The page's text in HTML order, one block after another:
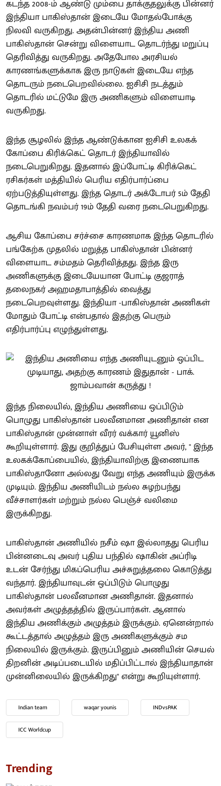
கடந்த 2008-ம் ஆண்டு மும்பை தாக்குதலுக்கு பின்னர்
இந்தியா பாகிஸ்தான் இடையே மோதல்போக்கு
நிலவி வருகிறது. அதன்பின்னர் இந்திய அணி
பாகிஸ்தான் சென்று விளையாட தொடர்ந்து மறுப்பு
தெரிவித்து வருகிறது. அதேபோல அரசியல்
காரணங்களுக்காக இரு நாடுகள் இடையே எந்த
தொடரும் நடைபெறவில்லை. ஐசிசி நடத்தும்
தொடரில் மட்டுமே இரு அணிகளும் விளையாடி
வருகிறது.
இந்த சூழலில் இந்த ஆண்டுக்கான ஐசிசி உலகக்
கோப்பை கிரிக்கெட் தொடர் இந்தியாவில்
நடைபெறுகிறது. இதனால் இப்போட்டி கிரிக்கெட்
ரசிகர்கள் மத்தியில் பெரிய எதிர்பார்ப்பை
ஏற்படுத்தியுள்ளது. இந்த தொடர் அக்டோபர் 5ம் தேதி
தொடங்கி நவம்பர் 19ம் தேதி வரை நடைபெறுகிறது.
ஆசிய கோப்பை சர்ச்சை காரணமாக இந்த தொடரில்
பங்கேற்க முதலில் மறுத்த பாகிஸ்தான் பின்னர்
விளையாட சம்மதம் தெரிவித்தது. இந்த இரு
அணிகளுக்கு இடையேயான போட்டி குஜராத்
தலைநகர் அஹமதாபாத்தில் வைத்து
நடைபெறவுள்ளது. இந்தியா -பாகிஸ்தான் அணிகள்
மோதும் போட்டி என்பதால் இதற்கு பெரும்
எதிர்பார்ப்பு எழுந்துள்ளது.
இந்த நிலையில், இந்திய அணியை ஒப்பிடும்
பொழுது பாகிஸ்தான் பலவீனமான அணிதான் என
பாகிஸ்தான் முன்னாள் வீரர் வக்கார் யூனிஸ்
கூறியுள்ளார். இது குறித்துப் பேசியுள்ள அவர், " இந்த
உலகக்கோப்பையில், இந்தியாவிற்கு இணையாக
பாகிஸ்தானோ அல்லது வேறு எந்த அணியும் இருக்க
முடியும். இந்திய அணியிடம் நல்ல சுழற்பந்து
வீச்சாளர்கள் மற்றும் நல்ல பெஞ்ச் வலிமை
இருக்கிறது.
பாகிஸ்தான் அணியில் நசீம் ஷா இல்லாதது பெரிய
பின்னடைவு அவர் புதிய பந்தில் ஷாகின் அப்ரிடி
உடன் சேர்ந்து மிகப்பெரிய அச்சுறுத்தலை கொடுத்து
வந்தார். இந்தியாவுடன் ஒப்பிடும் பொழுது
பாகிஸ்தான் பலவீனமான அணிதான். இதனால்
அவர்கள் அழுத்தத்தில் இருப்பார்கள். ஆனால்
இந்திய அணிக்கும் அழுத்தம் இருக்கும். ஏனென்றால்
கூட்டத்தால் அழுத்தம் இரு அணிகளுக்கும் சம
நிலையில் இருக்கும். இருப்பினும் அணியின் செயல்
திறனின் அடிப்படையில் மதிப்பிட்டால் இந்தியாதான்
முன்னிலையில் இருக்கிறது" என்று கூறியுள்ளார்.
Indian team waqar younis INDvsPAK
ICC Worldcup
Trending